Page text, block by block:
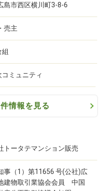
島市西区横川町3-8-6
売主
ミュニティ
情報を見る
トータテマンション販売
事（1）第11656 号(公社)広
建物取引業協会会員 中国